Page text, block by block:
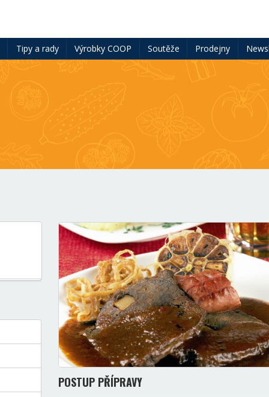
Tipy a rady Výrobky COOP Soutěže Prodejny
POSTUP PŘÍPRAVY